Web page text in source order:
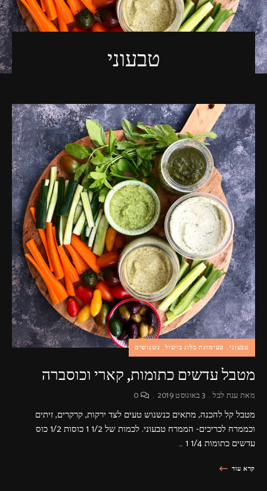
פרסומות,
מדיה
דיגיטלית
ועוד.
טבעוני
טבעוני טעימונת בלוג בישול נשנושים
מטבל עדשים כתומות, קארי וכוסברה
מאתענת לבל 3 באוגוסט 2019
מטבל קל להכנה, מתאים כנשנוש טעים לצד ירקות, קרקרים, זיתים
וכממרח לכריכים- הממרח טבעוני. לכמות של 1/2 1 כוסות 1/2 כוס
עדשים כתומות 1/4 1 …
קרא עוד